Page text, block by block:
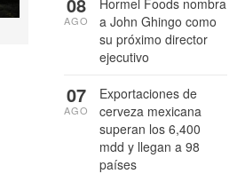
a John Ghingo como
su próximo director
ejecutivo
AGO
Exportaciones de
cerveza mexicana
superan los 6,400
mdd y llegan a 98
países
07
AGO